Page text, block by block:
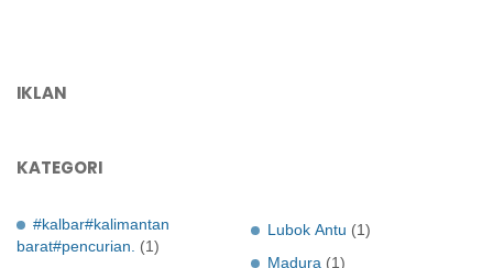
IKLAN
KATEGORI
#kalbar#kalimantan
barat#pencurian.
(1)
Lubok Antu (1)
Madura (1)